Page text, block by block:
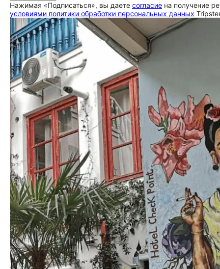
Нажимая «Подписаться», вы даете согласие на получение
условиями политики обработки персональных данных